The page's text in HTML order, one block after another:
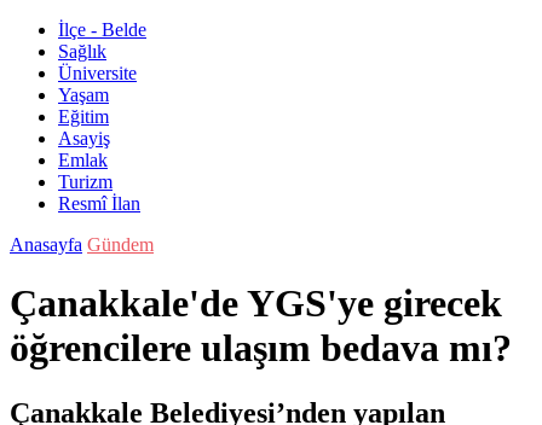
İlçe - Belde
Sağlık
Üniversite
Yaşam
Eğitim
Asayiş
Emlak
Turizm
Resmî İlan
Anasayfa Gündem
Çanakkale'de YGS'ye girecek
öğrencilere ulaşım bedava mı?
Çanakkale Belediyesi’nden yapılan